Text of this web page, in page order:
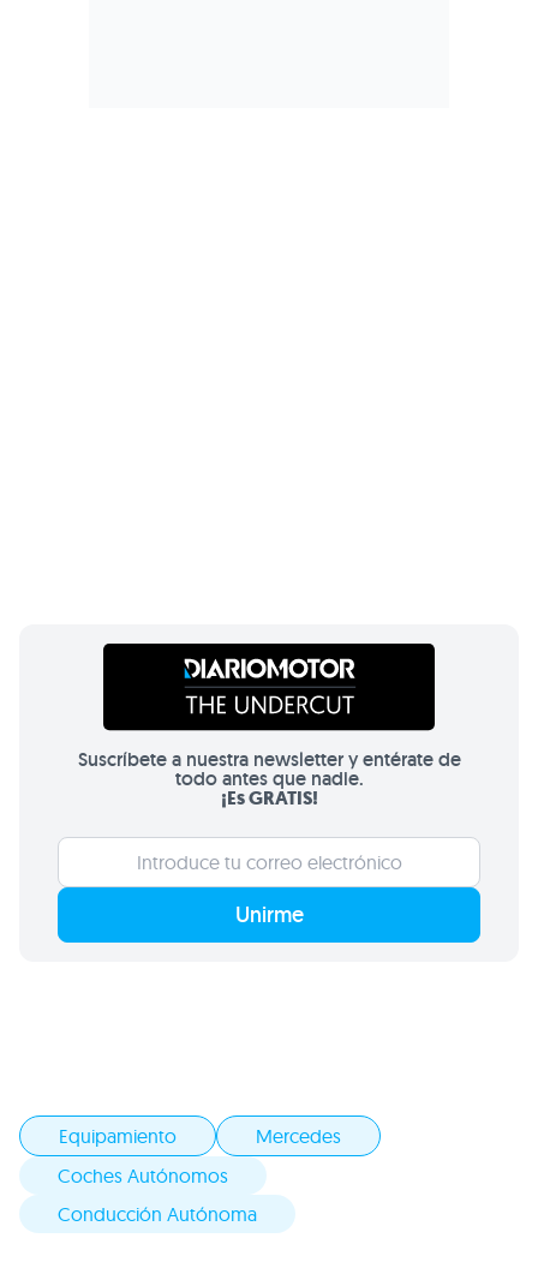
Suscríbete a nuestra newsletter y entérate de
todo antes que nadie.
¡Es GRATIS!
Unirme
Equipamiento
Mercedes
Coches Autónomos
Conducción Autónoma